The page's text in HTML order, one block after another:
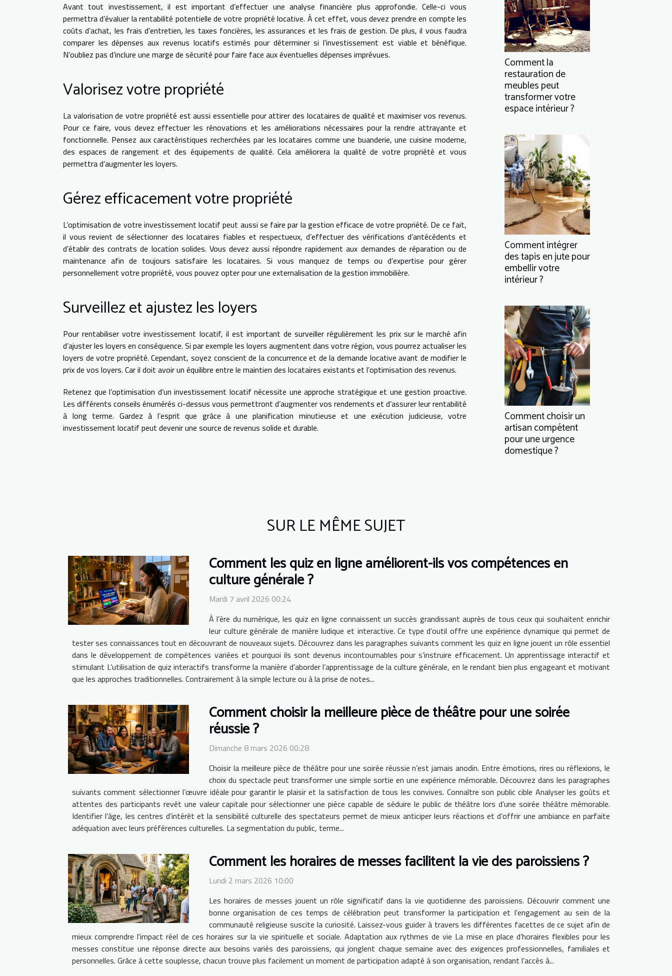
Avant tout investissement, il est important d’effectuer une analyse financière plus approfondie. Celle-ci vous
permettra d’évaluer la rentabilité potentielle de votre propriété locative. À cet effet, vous devez prendre en compte les
coûts d’achat, les frais d’entretien, les taxes foncières, les assurances et les frais de gestion. De plus, il vous faudra
comparer les dépenses aux revenus locatifs estimés pour déterminer si l’investissement est viable et bénéfique.
N’oubliez pas d’inclure une marge de sécurité pour faire face aux éventuelles dépenses imprévues.
Valorisez votre propriété
La valorisation de votre propriété est aussi essentielle pour attirer des locataires de qualité et maximiser vos revenus.
Pour ce faire, vous devez effectuer les rénovations et les améliorations nécessaires pour la rendre attrayante et
fonctionnelle. Pensez aux caractéristiques recherchées par les locataires comme une buanderie, une cuisine moderne,
des espaces de rangement et des équipements de qualité. Cela améliorera la qualité de votre propriété et vous
permettra d’augmenter les loyers.
Gérez efficacement votre propriété
L’optimisation de votre investissement locatif peut aussi se faire par la gestion efficace de votre propriété. De ce fait,
il vous revient de sélectionner des locataires fiables et respectueux, d’effectuer des vérifications d’antécédents et
d’établir des contrats de location solides. Vous devez aussi répondre rapidement aux demandes de réparation ou de
maintenance afin de toujours satisfaire les locataires. Si vous manquez de temps ou d’expertise pour gérer
personnellement votre propriété, vous pouvez opter pour une externalisation de la gestion immobilière.
Surveillez et ajustez les loyers
Pour rentabiliser votre investissement locatif, il est important de surveiller régulièrement les prix sur le marché afin
d’ajuster les loyers en conséquence. Si par exemple les loyers augmentent dans votre région, vous pourrez actualiser les
loyers de votre propriété. Cependant, soyez conscient de la concurrence et de la demande locative avant de modifier le
prix de vos loyers. Car il doit avoir un équilibre entre le maintien des locataires existants et l’optimisation des revenus.
Retenez que l’optimisation d’un investissement locatif nécessite une approche stratégique et une gestion proactive.
Les différents conseils énumérés ci-dessus vous permettront d’augmenter vos rendements et d’assurer leur rentabilité
à long terme. Gardez à l’esprit que grâce à une planification minutieuse et une exécution judicieuse, votre
investissement locatif peut devenir une source de revenus solide et durable.
Comment la
restauration de
meubles peut
transformer votre
espace intérieur ?
Comment intégrer
des tapis en jute pour
embellir votre
intérieur ?
Comment choisir un
artisan compétent
pour une urgence
domestique ?
SUR LE MÊME SUJET
Comment les quiz en ligne améliorent-ils vos compétences en
culture générale ?
Mardi 7 avril 2026 00:24
À l’ère du numérique, les quiz en ligne connaissent un succès grandissant auprès de tous ceux qui souhaitent enrichir
leur culture générale de manière ludique et interactive. Ce type d’outil offre une expérience dynamique qui permet de
tester ses connaissances tout en découvrant de nouveaux sujets. Découvrez dans les paragraphes suivants comment les quiz en ligne jouent un rôle essentiel
dans le développement de compétences variées et pourquoi ils sont devenus incontournables pour s’instruire efficacement. Un apprentissage interactif et
stimulant L’utilisation de quiz interactifs transforme la manière d’aborder l’apprentissage de la culture générale, en le rendant bien plus engageant et motivant
que les approches traditionnelles. Contrairement à la simple lecture ou à la prise de notes...
Comment choisir la meilleure pièce de théâtre pour une soirée
réussie ?
Dimanche 8 mars 2026 00:28
Choisir la meilleure pièce de théâtre pour une soirée réussie n’est jamais anodin. Entre émotions, rires ou réflexions, le
choix du spectacle peut transformer une simple sortie en une expérience mémorable. Découvrez dans les paragraphes
suivants comment sélectionner l’œuvre idéale pour garantir le plaisir et la satisfaction de tous les convives. Connaître son public cible Analyser les goûts et
attentes des participants revêt une valeur capitale pour sélectionner une pièce capable de séduire le public de théâtre lors d’une soirée théâtre mémorable.
Identifier l’âge, les centres d’intérêt et la sensibilité culturelle des spectateurs permet de mieux anticiper leurs réactions et d’offrir une ambiance en parfaite
adéquation avec leurs préférences culturelles. La segmentation du public, terme...
Comment les horaires de messes facilitent la vie des paroissiens ?
Lundi 2 mars 2026 10:00
Les horaires de messes jouent un rôle significatif dans la vie quotidienne des paroissiens. Découvrir comment une
bonne organisation de ces temps de célébration peut transformer la participation et l’engagement au sein de la
communauté religieuse suscite la curiosité. Laissez-vous guider à travers les différentes facettes de ce sujet afin de
mieux comprendre l’impact réel de ces horaires sur la vie spirituelle et sociale. Adaptation aux rythmes de vie La mise en place d’horaires flexibles pour les
messes constitue une réponse directe aux besoins variés des paroissiens, qui jonglent chaque semaine avec des exigences professionnelles, familiales et
personnelles. Grâce à cette souplesse, chacun trouve plus facilement un moment de participation adapté à son organisation, rendant l’accès à...